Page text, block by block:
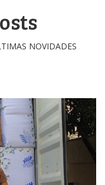
NOVIDADES